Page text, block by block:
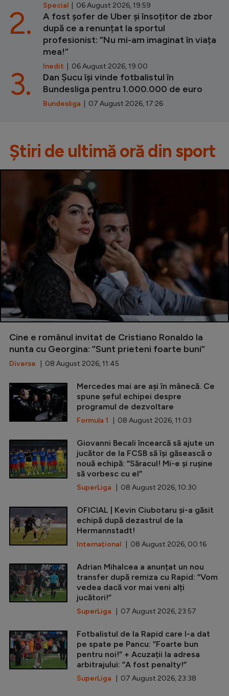
Special | 06 August 2026, 19:59
A fost șofer de Uber și însoțitor de zbor
după ce a renunțat la sportul
profesionist: ”Nu mi-am imaginat în viața
mea!”
Inedit | 06 August 2026, 19:00
2.
Dan Șucu își vinde fotbalistul în
Bundesliga pentru 1.000.000 de euro
Bundesliga | 07 August 2026, 17:26
3.
Știri de ultimă oră din sport
Cine e românul invitat de Cristiano Ronaldo la
nunta cu Georgina: ”Sunt prieteni foarte buni”
Diverse | 08 August 2026, 11:45
Mercedes mai are ași în mânecă. Ce
spune șeful echipei despre
programul de dezvoltare
Formula 1 | 08 August 2026, 11:03
Giovanni Becali încearcă să ajute un
jucător de la FCSB să își găsească o
nouă echipă: ”Săracul! Mi-e și rușine
să vorbesc cu el”
SuperLiga | 08 August 2026, 10:30
OFICIAL | Kevin Ciubotaru și-a găsit
echipă după dezastrul de la
Hermannstadt!
Internațional | 08 August 2026, 00:16
Adrian Mihalcea a anunțat un nou
transfer după remiza cu Rapid: ”Vom
vedea dacă vor mai veni alți
jucători!”
SuperLiga | 07 August 2026, 23:57
Fotbalistul de la Rapid care l-a dat
pe spate pe Pancu: ”Foarte bun
pentru noi!” + Acuzații la adresa
arbitrajului: ”A fost penalty!”
SuperLiga | 07 August 2026, 23:38